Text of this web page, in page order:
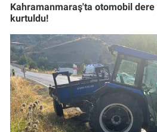
Kahramanmaraş'ta otomobil dere
kurtuldu!